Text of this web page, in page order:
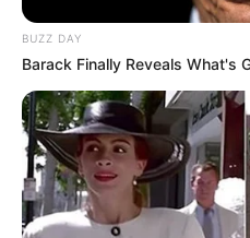
BUZZ DAY
Barack Finally Reveals What's